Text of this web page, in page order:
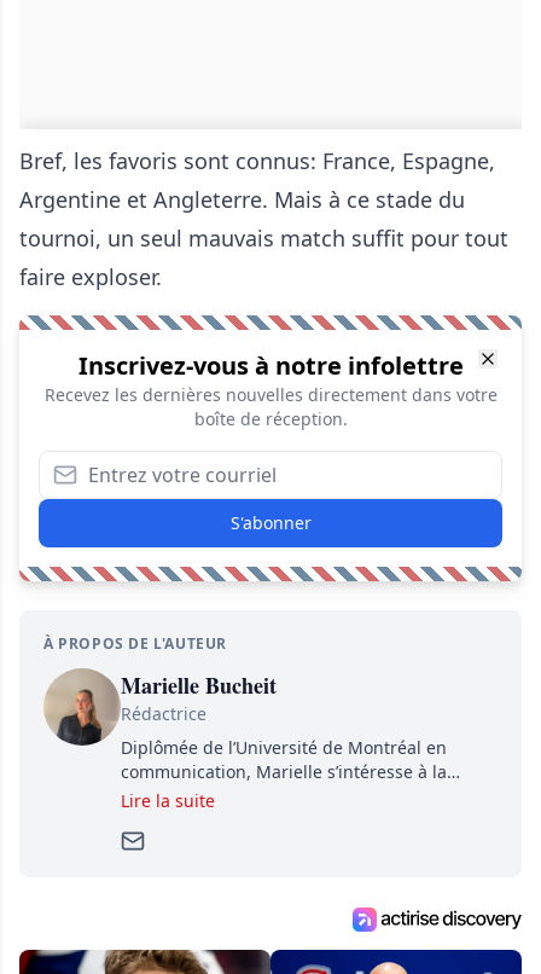
Bref, les favoris sont connus: France, Espagne,
Argentine et Angleterre. Mais à ce stade du
tournoi, un seul mauvais match suffit pour tout
faire exploser.
Inscrivez-vous à notre infolettre
Recevez les dernières nouvelles directement dans votre
boîte de réception.
S'abonner
À PROPOS DE L'AUTEUR
Marielle Bucheit
Rédactrice
Diplômée de l’Université de Montréal en
communication, Marielle s’intéresse à la
culture, à la musique et aux sujets qui
de voyages, elle aime créer du contenu
Lire la suite